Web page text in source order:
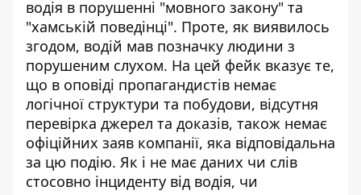
водія в порушенні "мовного закону" та
"хамській поведінці". Проте, як виявилось
згодом, водій мав позначку людини з
порушеним слухом. На цей фейк вказує те,
що в оповіді пропагандистів немає
логічної структури та побудови, відсутня
перевірка джерел та доказів, також немає
офіційних заяв компанії, яка відповідальна
за цю подію. Як і не має даних чи слів
стосовно інциденту від водія, чи